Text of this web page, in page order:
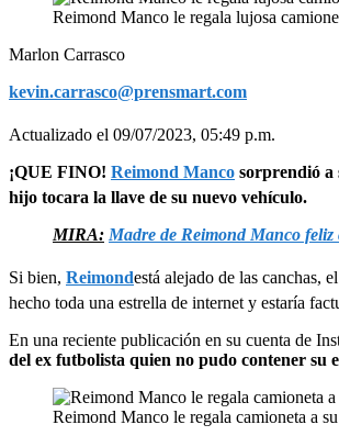
Reimond Manco le regala lujosa
Marlon Carrasco
kevin.carrasco@prensmart.com
Actualizado el 09/07/2023, 05:49 p.m.
¡QUE FINO! Reimond Manco sorprendió a
hijo tocara la llave de su nuevo vehículo.
MIRA: Madre de Reimond Manco
Si bien, Reimondestá alejado de las canchas,
hecho toda una estrella de internet y estaría
En una reciente publicación en su cuenta de
del ex futbolista quien no pudo contener su
Reimond Manco le regala camioneta a su